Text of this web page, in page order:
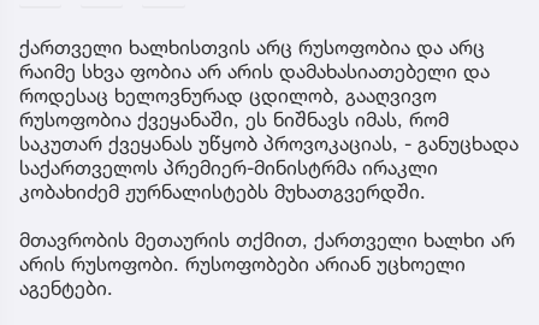
ქართველი ხალხისთვის არც რუსოფობია და არც
რაიმე სხვა ფობია არ არის დამახასიათებელი და
როდესაც ხელოვნურად ცდილობ, გააღვივო
რუსოფობია ქვეყანაში, ეს ნიშნავს იმას, რომ
საკუთარ ქვეყანას უწყობ პროვოკაციას, - განუცხადა
საქართველოს პრემიერ-მინისტრმა ირაკლი
კობახიძემ ჟურნალისტებს მუხათგვერდში.
მთავრობის მეთაურის თქმით, ქართველი ხალხი არ
არის რუსოფობი. რუსოფობები არიან უცხოელი
აგენტები.